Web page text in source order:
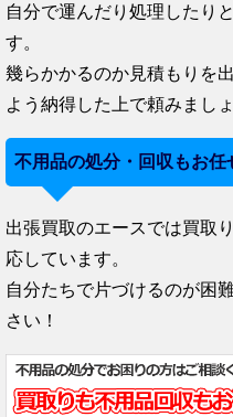
自分で運んだり処理したり
す。
幾らかかるのか見積もりを
よう納得した上で頼みましょ
不用品の処分・回収もお任
出張買取のエースでは買取
応しています。
自分たちで片づけるのが困
さい！